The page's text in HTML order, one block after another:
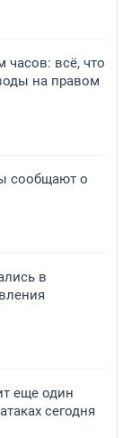
часов: всё, что
на правом
сообщают о
в
еще один
сегодня